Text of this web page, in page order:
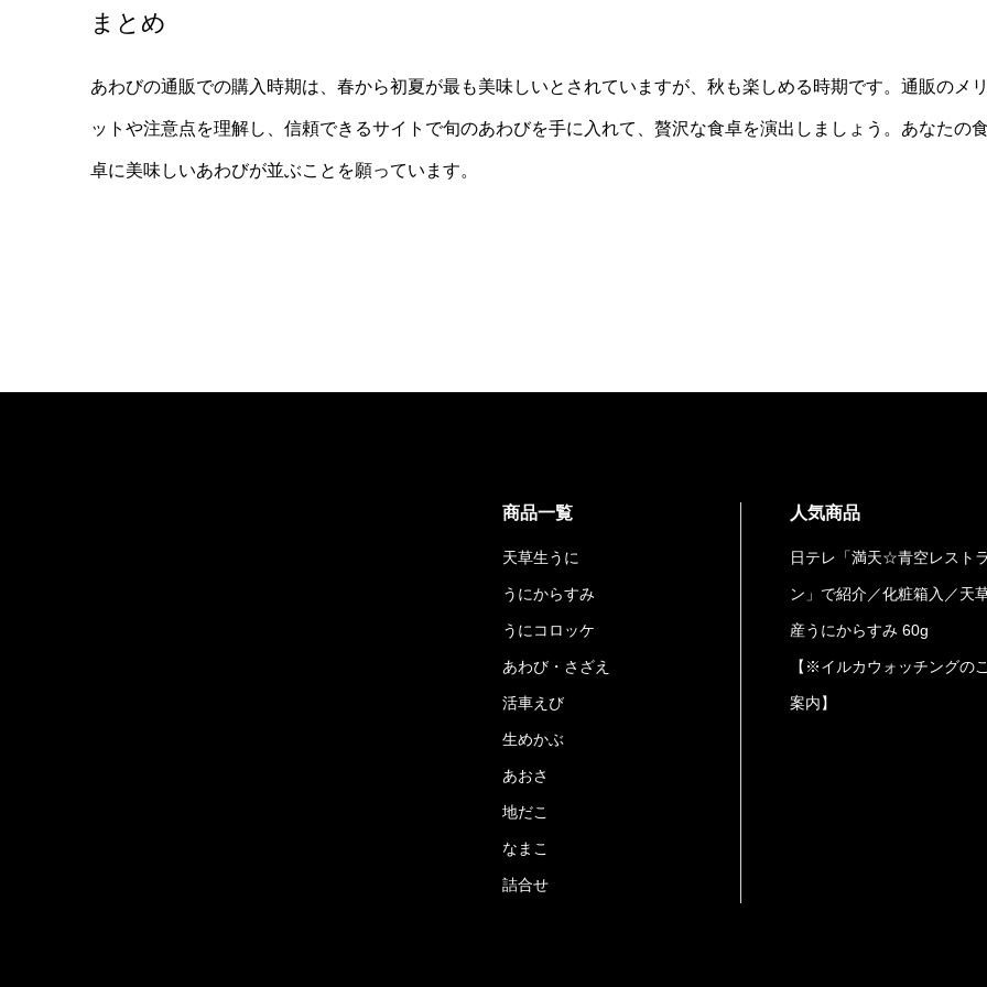
まとめ
あわびの通販での購入時期は、春から初夏が最も美味しいとされていますが、秋も楽しめる時期です。通販のメ
ットや注意点を理解し、信頼できるサイトで旬のあわびを手に入れて、贅沢な食卓を演出しましょう。あなたの
卓に美味しいあわびが並ぶことを願っています。
商品一覧
天草生うに
うにからすみ
うにコロッケ
あわび・さざえ
活車えび
生めかぶ
あおさ
地だこ
なまこ
詰合せ
人気商品
日テレ「満天☆青空レスト
ン」で紹介／化粧箱入／天
産うにからすみ 60g
【※イルカウォッチングの
案内】